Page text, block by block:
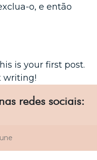
o, e então
is your first post.
writing!
redes sociais: